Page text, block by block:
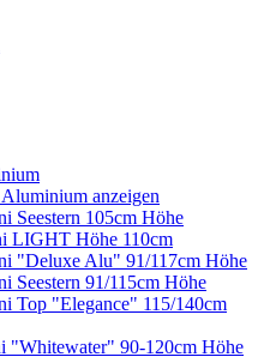
anzeigen
Seestern 105cm Höhe
LIGHT Höhe 110cm
"Deluxe Alu" 91/117cm Höhe
Seestern 91/115cm Höhe
Top "Elegance" 115/140cm
"Whitewater" 90-120cm Höhe